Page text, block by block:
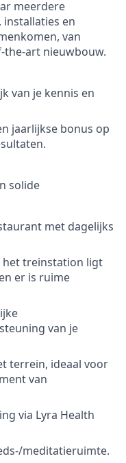
meerdere
en
van
the-art nieuwbouw.
van je kennis en
jaarlijkse bonus op
solide
met dagelijks
het treinstation ligt
er is ruime
van je
terrein, ideaal voor
van
via Lyra Health
meditatieruimte.